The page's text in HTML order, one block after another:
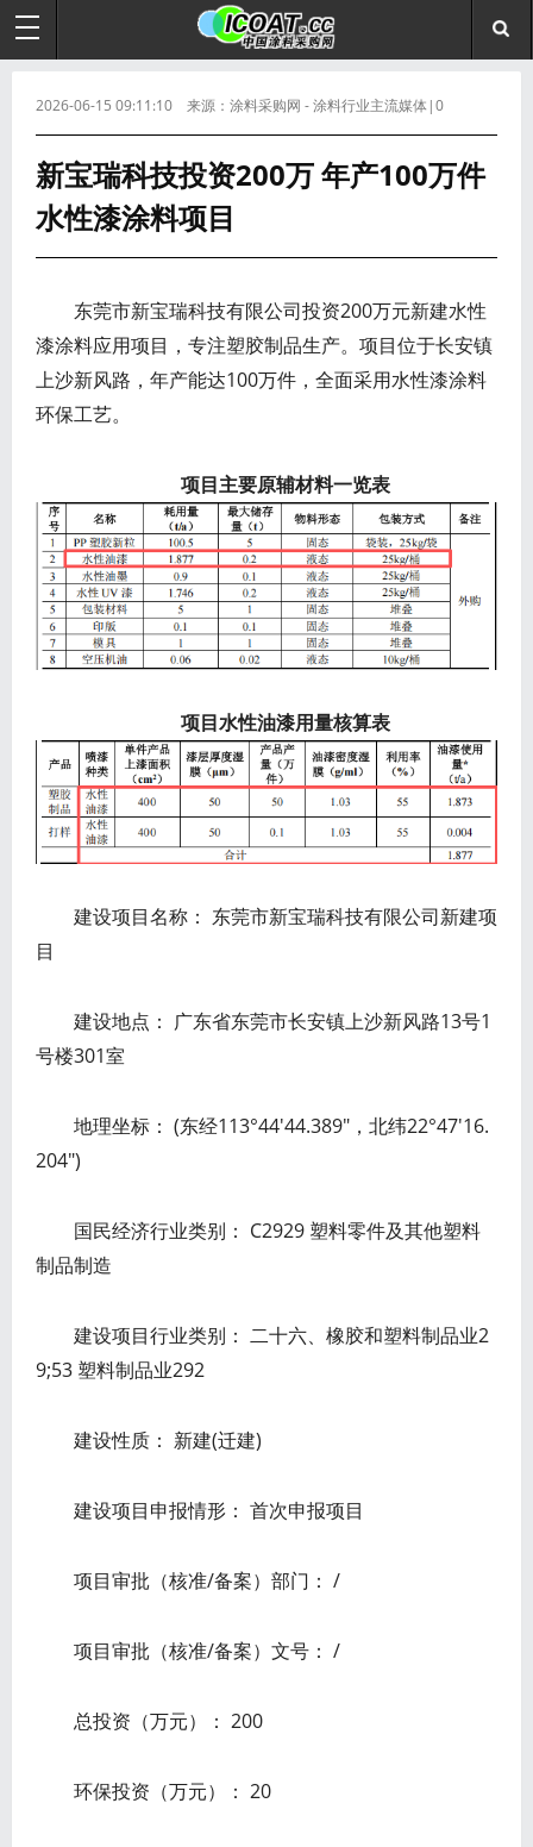
2026-06-15 09:11:10 来源：涂料采购网 - 涂料行业主流媒体|0
新宝瑞科技投资200万 年产100万件
水性漆涂料项目
东莞市新宝瑞科技有限公司投资200万元新建水性
漆涂料应用项目，专注塑胶制品生产。项目位于长安镇
上沙新风路，年产能达100万件，全面采用水性漆涂料
环保工艺。
项目主要原辅材料一览表
项目水性油漆用量核算表
建设项目名称： 东莞市新宝瑞科技有限公司新建项
目
建设地点： 广东省东莞市长安镇上沙新风路13号1
号楼301室
地理坐标： (东经113°44′44.389″，北纬22°47′16.
204″)
国民经济行业类别： C2929 塑料零件及其他塑料
制品制造
建设项目行业类别： 二十六、橡胶和塑料制品业2
9;53 塑料制品业292
建设性质： 新建(迁建)
建设项目申报情形： 首次申报项目
项目审批（核准/备案）部门： /
项目审批（核准/备案）文号： /
总投资（万元）： 200
环保投资（万元）： 20